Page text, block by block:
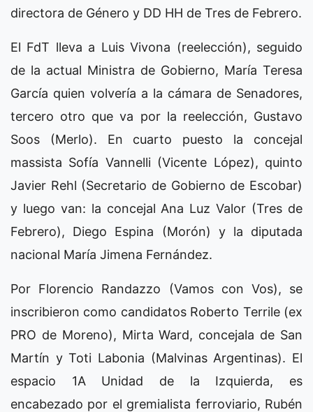
directora de Género y DD HH de Tres de Febrero.
El FdT lleva a Luis Vivona (reelección), seguido
de la actual Ministra de Gobierno, María Teresa
García quien volvería a la cámara de Senadores,
tercero otro que va por la reelección, Gustavo
Soos (Merlo). En cuarto puesto la concejal
massista Sofía Vannelli (Vicente López), quinto
Javier Rehl (Secretario de Gobierno de Escobar)
y luego van: la concejal Ana Luz Valor (Tres de
Febrero), Diego Espina (Morón) y la diputada
nacional María Jimena Fernández.
Por Florencio Randazzo (Vamos con Vos), se
inscribieron como candidatos Roberto Terrile (ex
PRO de Moreno), Mirta Ward, concejala de San
Martín y Toti Labonia (Malvinas Argentinas). El
espacio 1A Unidad de la Izquierda, es
encabezado por el gremialista ferroviario, Rubén